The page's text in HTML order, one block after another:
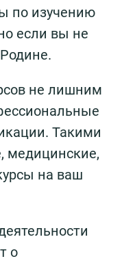
по изучению
если вы не
не лишним
Такими
медицинские,
на ваш
о